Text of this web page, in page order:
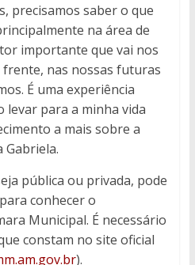
precisamos saber o que
na área de
importante que vai nos
nas nossas futuras
É uma experiência
levar para a minha vida
a mais sobre a
Gabriela.
pública ou privada, pode
conhecer o
Municipal. É necessário
constam no site oficial
).